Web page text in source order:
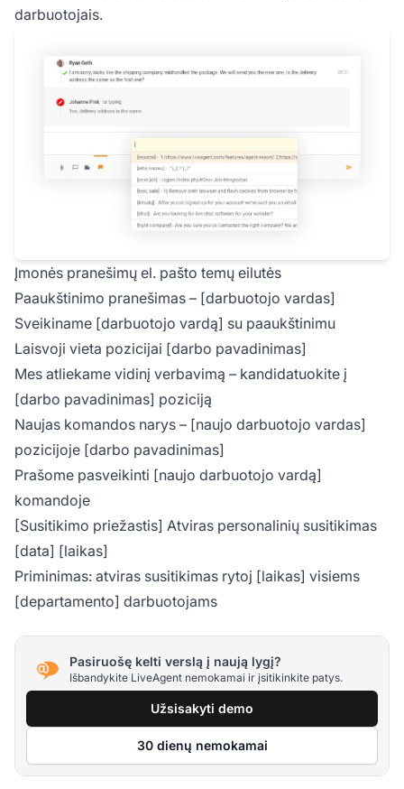
darbuotojais.
Įmonės pranešimų el. pašto temų eilutės
Paaukštinimo pranešimas – [darbuotojo vardas]
Sveikiname [darbuotojo vardą] su paaukštinimu
Laisvoji vieta pozicijai [darbo pavadinimas]
Mes atliekame vidinį verbavimą – kandidatuokite į
[darbo pavadinimas] poziciją
Naujas komandos narys – [naujo darbuotojo vardas]
pozicijoje [darbo pavadinimas]
Prašome pasveikinti [naujo darbuotojo vardą]
komandoje
[Susitikimo priežastis] Atviras personalinių susitikimas
[data] [laikas]
Priminimas: atviras susitikimas rytoj [laikas] visiems
[departamento] darbuotojams
Pasiruošę kelti verslą į naują lygį?
Išbandykite LiveAgent nemokamai ir įsitikinkite patys.
Užsisakyti demo
30 dienų nemokamai